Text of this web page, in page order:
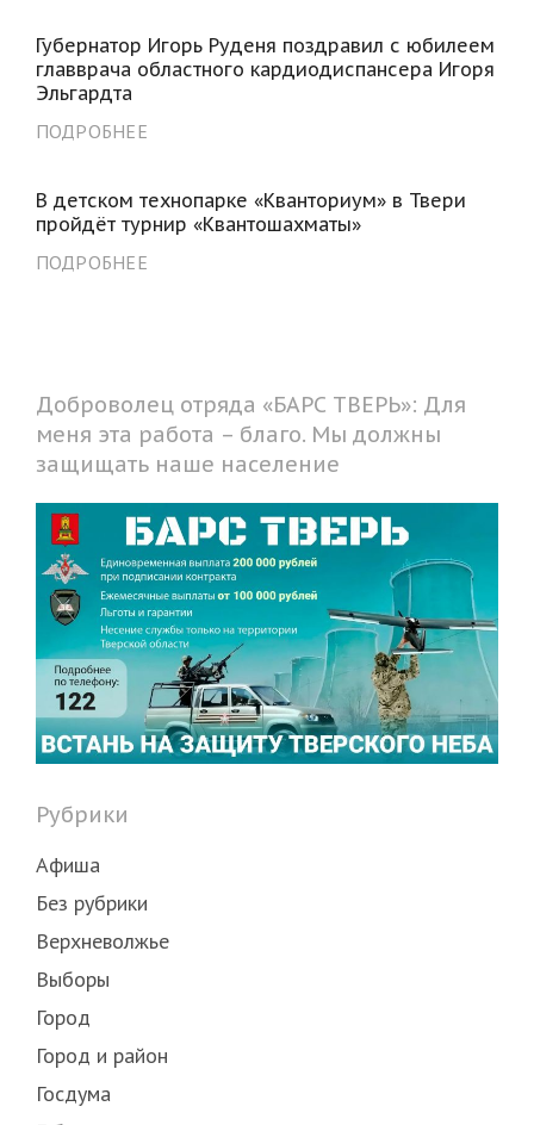
Губернатор Игорь Руденя поздравил с юбилеем
главврача областного кардиодиспансера Игоря
Эльгардта
ПОДРОБНЕЕ
В детском технопарке «Кванториум» в Твери
пройдёт турнир «Квантошахматы»
ПОДРОБНЕЕ
Доброволец отряда «БАРС ТВЕРЬ»: Для
меня эта работа – благо. Мы должны
защищать наше население
Рубрики
Афиша
Без рубрики
Верхневолжье
Выборы
Город
Город и район
Госдума